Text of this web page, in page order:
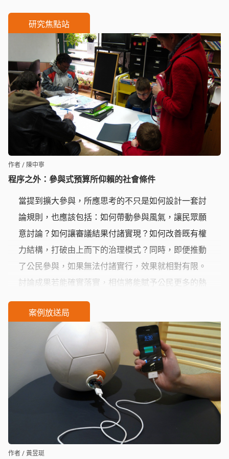
公室博士後研究員施聖文嘗試抽離這一年的參與觀察
經驗，反思大學作為一種實踐主體的可能。
研究焦點站
程序之外：參與式預算所仰賴的社會條件
作者 / 陳中寧
當提到擴大參與，所應思考的不只是如何設計一套討
論規則，也應該包括：如何帶動參與風氣，讓民眾願
意討論？如何讓審議結果付諸實現？如何改善既有權
力結構，打破由上而下的治理模式？同時，即便推動
了公民參與，如果無法付諸實行，效果就相對有限。
討論成果若能確實落實，相信將能賦予公民更多的熱
誠與動能。
案例放送局
作者 / 黃昱珽